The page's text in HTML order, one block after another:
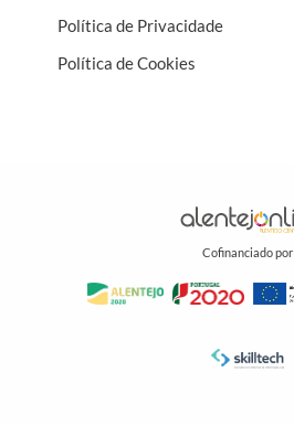
Política de Privacidade
Política de Cookies
Cofinanciado por